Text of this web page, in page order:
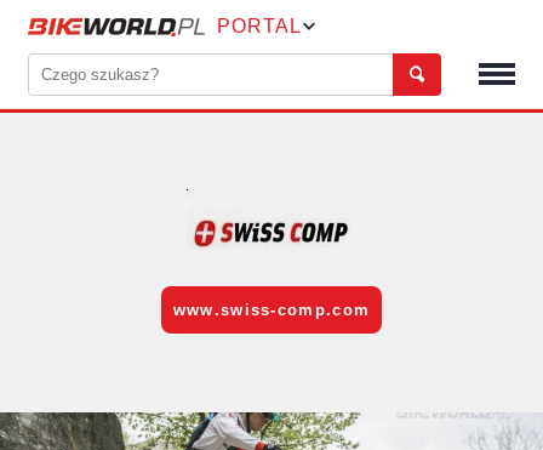
PORTAL
www.swiss-comp.com